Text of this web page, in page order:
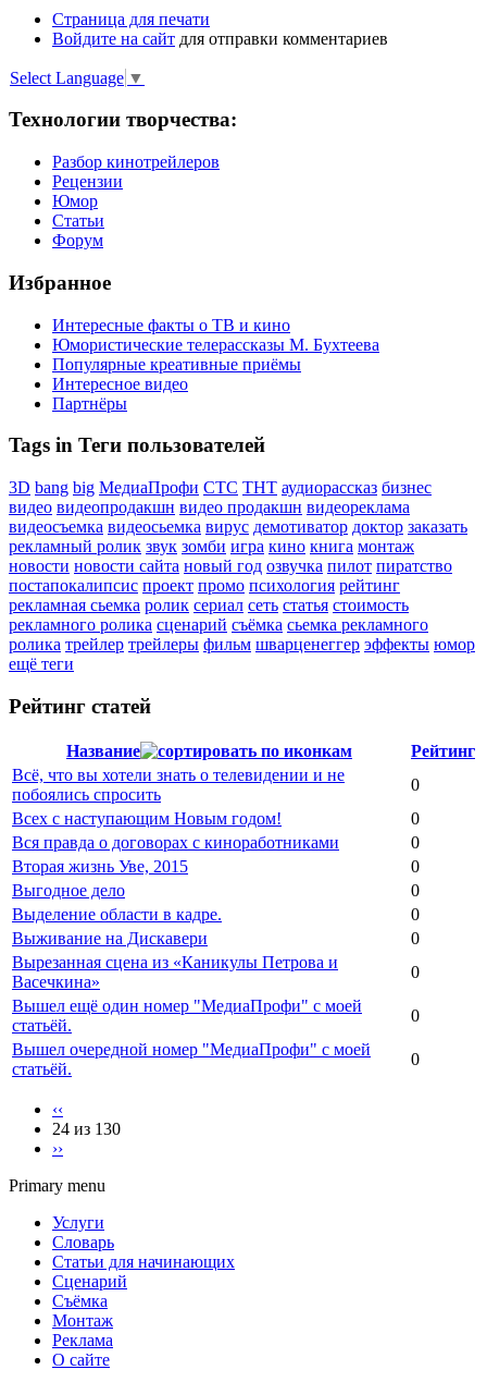
Страница для печати
Войдите на сайт для отправки комментариев
Select Language ▼
Технологии творчества:
Разбор кинотрейлеров
Рецензии
Юмор
Статьи
Форум
Избранное
Интересные факты о ТВ и кино
Юмористические телерассказы М. Бухтеева
Популярные креативные приёмы
Интересное видео
Партнёры
Tags in Теги пользователей
3D bang big МедиаПрофи СТС ТНТ аудиорассказ бизнес
видео видеопродакшн видео продакшн видеореклама
видеосъемка видеосьемка вирус демотиватор доктор заказать
рекламный ролик звук зомби игра кино книга монтаж
новости новости сайта новый год озвучка пилот пиратство
постапокалипсис проект промо психология рейтинг
рекламная сьемка ролик сериал сеть статья стоимость
рекламного ролика сценарий съёмка сьемка рекламного
ролика трейлер трейлеры фильм шварценеггер эффекты юмор
ещё теги
Рейтинг статей
Название
Рейтинг
Всё, что вы хотели знать о телевидении и не
побоялись спросить
0
Всех с наступающим Новым годом!
0
Вся правда о договорах с киноработниками
0
Вторая жизнь Уве, 2015
0
Выгодное дело
0
Выделение области в кадре.
0
Выживание на Дискавери
0
Вырезанная сцена из «Каникулы Петрова и
Васечкина»
0
Вышел ещё один номер "МедиаПрофи" с моей
статьёй.
0
Вышел очередной номер "МедиаПрофи" с моей
статьёй.
0
‹‹
24 из 130
››
Primary menu
Услуги
Словарь
Статьи для начинающих
Сценарий
Съёмка
Монтаж
Реклама
О сайте